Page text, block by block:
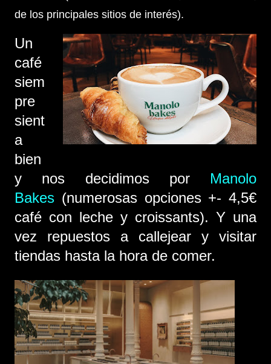
de los principales sitios de interés).
Un
café
siem
pre
sient
a
bien
y nos decidimos por Manolo
Bakes (numerosas opciones +- 4,5€
café con leche y croissants). Y una
vez repuestos a callejear y visitar
tiendas hasta la hora de comer.